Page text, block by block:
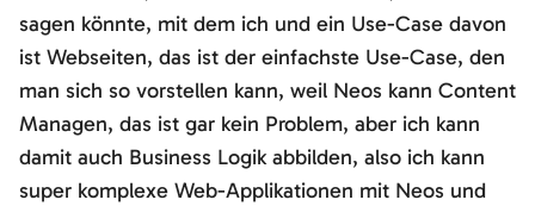
sagen könnte, mit dem ich und ein Use-Case davon
ist Webseiten, das ist der einfachste Use-Case, den
man sich so vorstellen kann, weil Neos kann Content
Managen, das ist gar kein Problem, aber ich kann
damit auch Business Logik abbilden, also ich kann
super komplexe Web-Applikationen mit Neos und